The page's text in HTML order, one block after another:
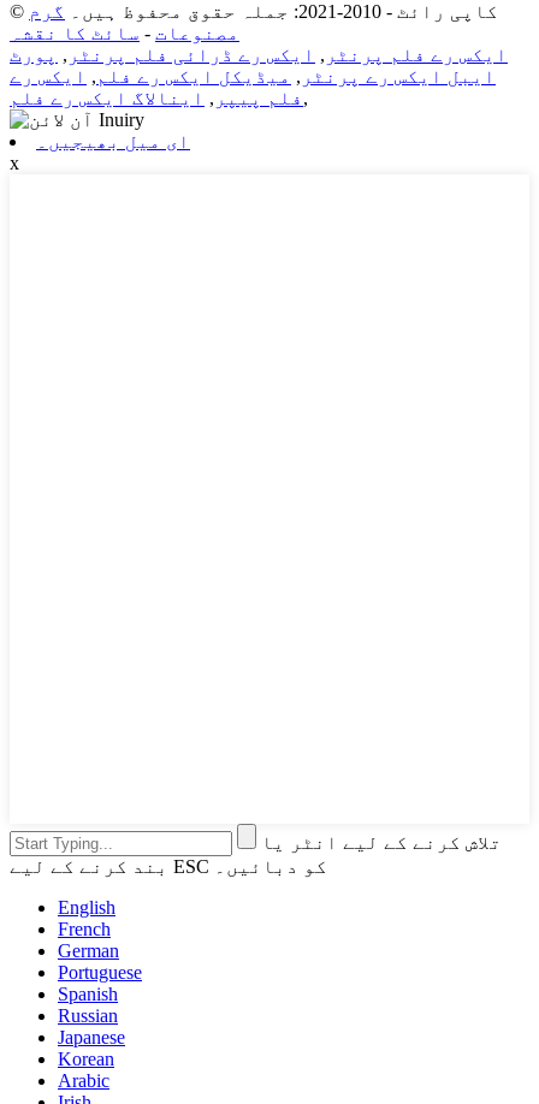
© کاپی رائٹ - 2010-2021: جملہ حقوق محفوظ ہیں۔
گرم
مصنوعات - سائٹ کا نقشہ
ایکس رے فلم پرنٹر , ایکس رے ڈرائی فلم پرنٹر , پورٹ
ایبل ایکس رے پرنٹر , میڈیکل ایکس رے فلم , ایکس رے
فلم پیپر , اینالاگ ایکس رے فلم ,
ای میل بھیجیں۔
x
تلاش کرنے کے لیے انٹر یا
بند کرنے کے لیے ESC کو دبائیں۔
English
French
German
Portuguese
Spanish
Russian
Japanese
Korean
Arabic